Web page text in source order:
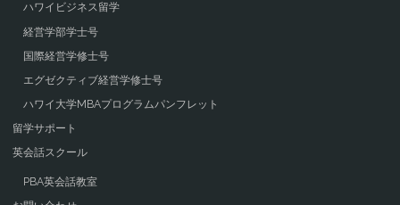
ハワイビジネス留学
経営学部学士号
国際経営学修士号
エグゼクティブ経営学修士号
ハワイ大学MBAプログラムパンフレット
留学サポート
英会話スクール
PBA英会話教室